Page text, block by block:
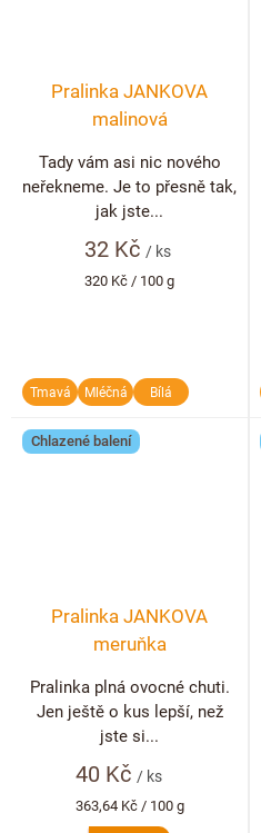
Pralinka JANKOVA
malinová
32 Kč/ ks
Měrná
320 Kč / 100 g
Tady vám asi nic nového
neřekneme. Je to přesně tak,
jak jste...
Tmavá Mléčná Bílá
Chlazené balení
Pralinka JANKOVA
meruňka
40 Kč / ks
Měrná
cena:
363,64 Kč / 100 g
Pralinka plná ovocné chuti.
Jen ještě o kus lepší, než
jste si...